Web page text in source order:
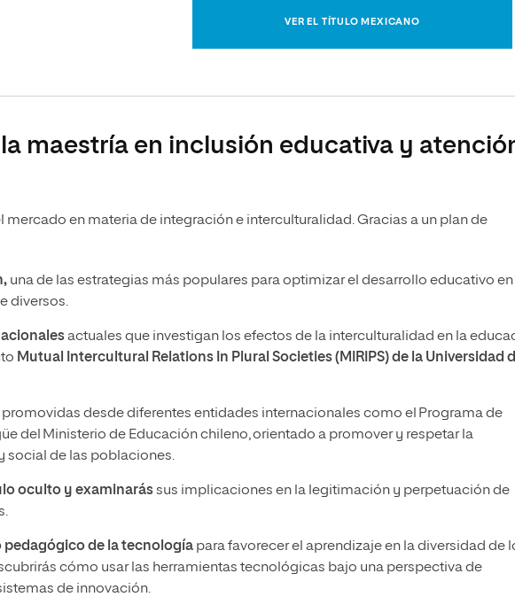
VER EL TÍTULO MEXICANO
maestría en inclusión educativa y
mercado en materia de integración e interculturalidad. Gracias a un plan de
una de las estrategias más populares para optimizar el desarrollo educativo en
diversos.
actuales que investigan los efectos de la interculturalidad en la
Mutual Intercultural Relations In Plural Societies (MIRIPS) de la Universidad
promovidas desde diferentes entidades internacionales como el Programa de
del Ministerio de Educación chileno, orientado a promover y respetar la
social de las poblaciones.
oculto y examinarássus implicaciones en la legitimación y perpetuación de
pedagógico de la tecnología para favorecer el aprendizaje en la diversidad de
cómo usar las herramientas tecnológicas bajo una perspectiva de
de innovación.